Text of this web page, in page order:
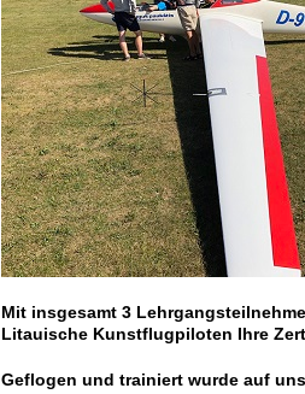
Mit insgesamt 3
Litauische Kunstflugpiloten Ihre
Geflogen und trainiert wurde auf